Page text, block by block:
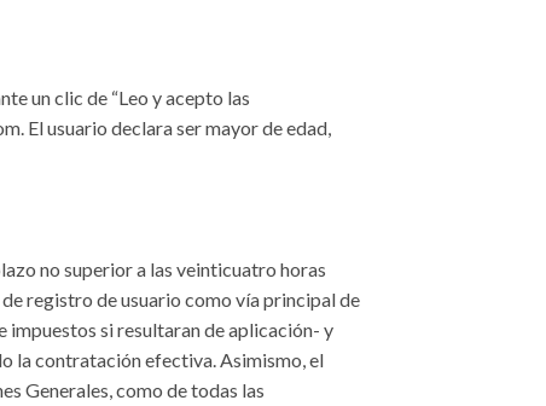
un clic de “Leo y acepto las
El usuario declara ser mayor de edad,
no superior a las veinticuatro horas
registro de usuario como vía principal de
si resultaran de aplicación- y
la contratación efectiva. Asimismo, el
Generales, como de todas las